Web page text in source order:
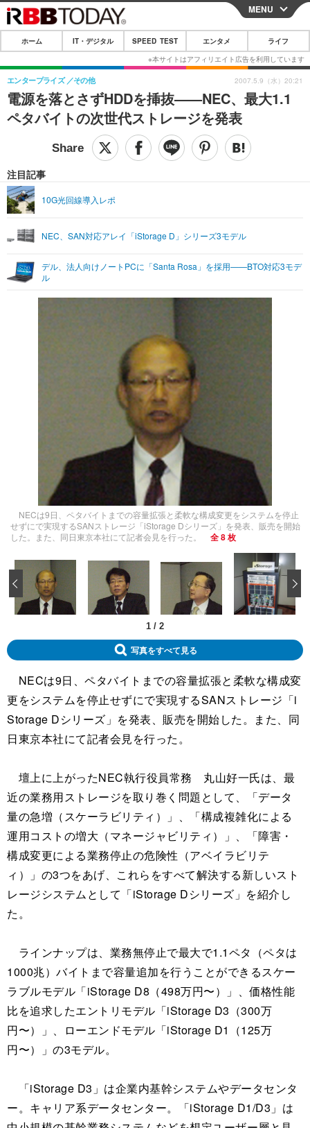
CLOSE
ホーム
IT・デジタル
IT・デジタルTOP スマートフォン
ガジェット・ツール
ショッピング その他
SPEED TEST
エンタメTOP 映画・ドラマ
グラビア ブログ
ショッピング その他
ライフTOP
リリース一覧
MENU
ホーム IT・デジタル SPEED TEST エンタメ ライフ
電源を落とさずHDDを挿抜——NEC、最大1.1
ペタバイトの次世代ストレージを発表
エンタープライズ その他
注目記事
10G光回線導入レポ
NEC、SAN対応アレイ「iStorage D」シリーズ3モデル
デル、法人向けノートPCに「Santa Rosa」を採用——BTO対応3モデ
ル
2007.5.9（水）20:21
NECは9日、ペタバイトまでの容量拡張と柔軟な構成変更をシステムを停止
せずにで実現するSANストレージ「iStorage Dシリーズ」を発表、販売を開始
した。また、同日東京本社にて記者会見を行った。
全 8 枚
1 / 2
‹
写真をすべて見る
NECは9日、ペタバイトまでの容量拡張と柔軟な構成変
更をシステムを停止せずにで実現するSANストレージ「i
Storage Dシリーズ」を発表、販売を開始した。また、同
日東京本社にて記者会見を行った。
壇上に上がったNEC執行役員常務 丸山好一氏は、最
近の業務用ストレージを取り巻く問題として、「データ
量の急増（スケーラビリティ）」、「構成複雑化による
運用コストの増大（マネージャビリティ）」、「障害・
構成変更による業務停止の危険性（アベイラビリテ
ィ）」の3つをあげ、これらをすべて解決する新しいスト
レージシステムとして「iStorage Dシリーズ」を紹介し
た。
ラインナップは、業務無停止で最大で1.1ペタ（ペタは
1000兆）バイトまで容量追加を行うことができるスケー
ラブルモデル「iStorage D8（498万円〜）」、価格性能
比を追求したエントリモデル「iStorage D3（300万
円〜）」、ローエンドモデル「iStorage D1（125万
円〜）」の3モデル。
「iStorage D3」は企業内基幹システムやデータセンタ
ー。キャリア系データセンター。「iStorage D1/D3」は